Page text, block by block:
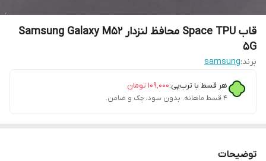
قاب Space TPU محافظ لنزدار Samsung Galaxy M52
5G
برند:samsung
هر قسط با ترب‌پی:۱۰۹٬۰۰۰ تومان
۴ قسط ماهانه. بدون سود، چک و ضامن.
توضیحات